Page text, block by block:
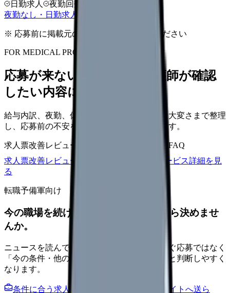
日勤求人 夜勤回数を相談
夜勤なし・日勤求人の探し方を見る
※ 応募前に掲載元の最新情報を確認してください
FOR MEDICAL PROVIDERS
応募が来ない求人票を、看護師が確認
したい内容に直せます
給与内訳、夜勤、休日、教育、職場の正直な大変さまで整理
し、応募前の不安を減らす求人票へ改善します。
求人票改善レビュー
応募前FAQ
求人票改善レビューの見積もりを依頼
サービス詳細を見
る
転職予備軍向け
今の職場を続けるか、条件を比べてから決めませ
んか。
ニュースを読んで不安が強くなった時は、すぐ応募ではなく
「今の条件・他の選択肢・相談先」を分けると判断しやすく
なります。
条件に合う求人通知を受け取る 外部転職サイトへ送ら